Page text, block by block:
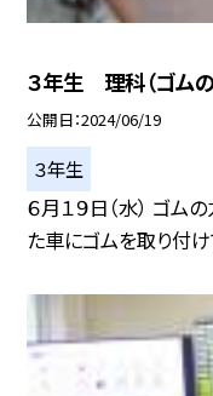
３年生 理科（ゴムの
公開日 2024/06/19
３年生
６月１９日（水） ゴム
た車にゴムを取り付